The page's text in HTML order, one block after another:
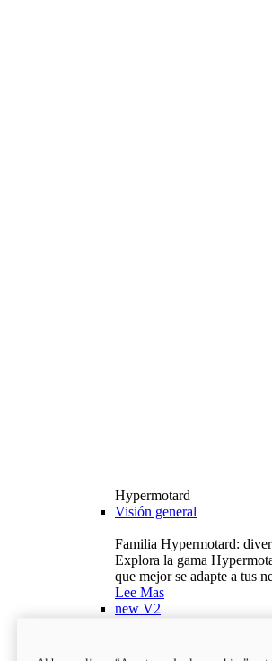
Hypermotard
Visión general
Familia Hypermotard:
Explora la gama
que mejor se adapte a tus
Lee Mas
new V2
120,4 hp
Potencia